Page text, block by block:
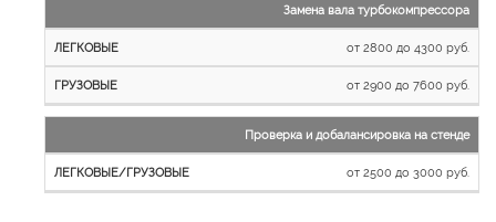
Замена вала турбокомпрессора
от 2800 до 4300 руб.
от 2900 до 7600 руб.
Проверка и добалансировка на стенде
от 2500 до 3000 руб.